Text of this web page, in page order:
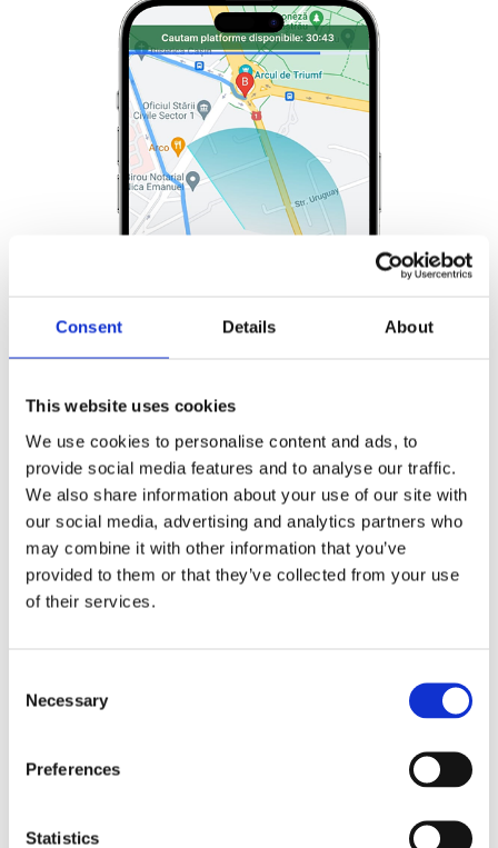
Consent Details About
This website uses cookies
We use cookies to personalise content and ads, to
provide social media features and to analyse our traffic.
We also share information about your use of our site with
our social media, advertising and analytics partners who
may combine it with other information that you’ve
provided to them or that they’ve collected from your use
of their services.
Selection
Necessary
Preferences
Statistics
Poti utiliza aplicatia fara sa iti creezi un cont si fara sa fie nevoie sa